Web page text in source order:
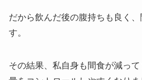
だから飲んだ後の腹持ちも良く、
す。
その結果、私自身も間食が減っ